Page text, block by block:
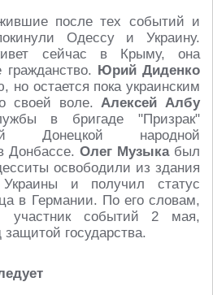
после тех событий и
Одессу и Украину.
сейчас в Крыму, она
гражданство. Юрий Диденко
но остается пока украинским
своей воле.Алексей Албу
в бригаде "Призрак"
Донецкой народной
Донбассе. Олег Музыка был
освободили из здания
и получил статус
в Германии. По его словам,
участник событий 2 мая,
защитой государства.